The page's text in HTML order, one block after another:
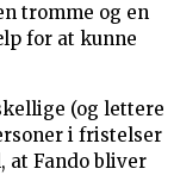
tromme og en
for at kunne
(og lettere
i fristelser
at Fando bliver